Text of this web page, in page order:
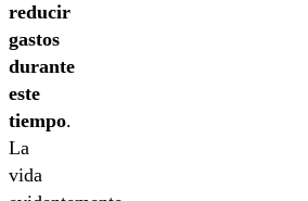
reducir
gastos
durante
este
tiempo.
La
vida